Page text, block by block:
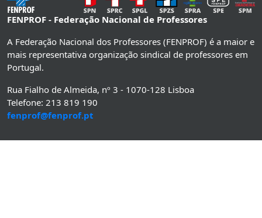
FENPROF - Federação Nacional de Professores
A Federação Nacional dos Professores (FENPROF) é a maior e
mais representativa organização sindical de professores em
Portugal.
Rua Fialho de Almeida, nº 3 - 1070-128 Lisboa
Telefone: 213 819 190
fenprof@fenprof.pt